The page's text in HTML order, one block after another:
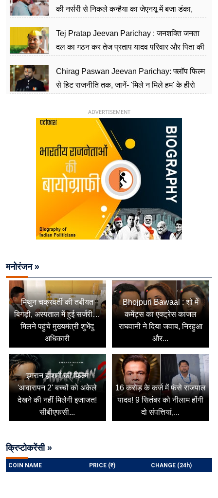
की नर्सरी से निकले कन्हैया का जेएनयू में बजा डंका,
Tej Pratap Jeevan Parichay : जनशक्ति जनता
दल का गठन कर तेज प्रताप यादव परिवार और पिता की
Chirag Paswan Jeevan Parichay: फ्लॉप फिल्म
से हिट राजनीति तक, जानें- 'मिले न मिले हम' के हीरो
ADVERTISEMENT
मनोरंजन »
मिथुन चक्रवर्ती की तबीयत
बिगड़ी, अस्पताल में हुई सर्जरी…
मिलने पहुंचे मुख्यमंत्री शुभेंदु
अधिकारी
Bhojpuri Bawaal : शो में
कमेंट्स का एक्ट्रेस काजल
राघवानी ने दिया जवाब, निरहुआ
और...
इमरान हाशमी की फिल्म
'आवारापन 2' बच्चों को अकेले
देखने की नहीं मिलेगी इजाजत!
सीबीएफसी...
16 करोड़ के कर्ज में फंसे राजपाल
यादव! 9 सितंबर को नीलाम होंगी
दो संपत्तियां,...
क्रिप्टोकरेंसी »